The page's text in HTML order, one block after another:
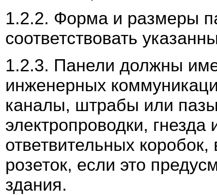
1.2.2. Форма и размеры
соответствовать
1.2.3. Панели должны
инженерных
каналы, штрабы или
электропроводки,
ответвительных
розеток, если это
здания.